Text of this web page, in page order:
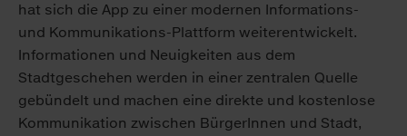
hat sich die App zu einer modernen Informations-
und Kommunikations-Plattform weiterentwickelt.
Informationen und Neuigkeiten aus dem
Stadtgeschehen werden in einer zentralen Quelle
gebündelt und machen eine direkte und kostenlose
Kommunikation zwischen BürgerInnen und Stadt,